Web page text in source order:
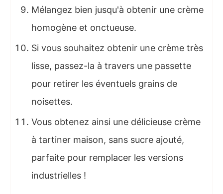
Mélangez bien jusqu'à obtenir une crème
homogène et onctueuse.
Si vous souhaitez obtenir une crème très
lisse, passez-la à travers une passette
pour retirer les éventuels grains de
noisettes.
Vous obtenez ainsi une délicieuse crème
à tartiner maison, sans sucre ajouté,
parfaite pour remplacer les versions
industrielles !